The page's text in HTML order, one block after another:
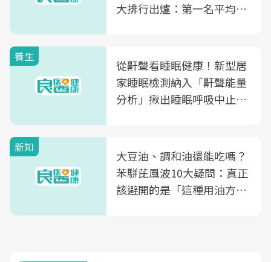
大排行出爐：第一名平均一
養生
從鼾聲看睡眠健康！新型居
家睡眠檢測納入「鼾聲能量
分析」揪出睡眠呼吸中止症
新知
大豆油、調和油還能吃嗎？
苯駢芘風波10大疑問：真正
該避開的是「這種用油方